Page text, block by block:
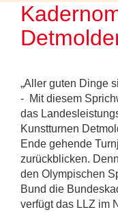
„Aller guten Dinge
- Mit diesem
das
Kunstturnen
Ende gehende
zurückblicken.
den Olympischen
Bund die
verfügt das LLZ im